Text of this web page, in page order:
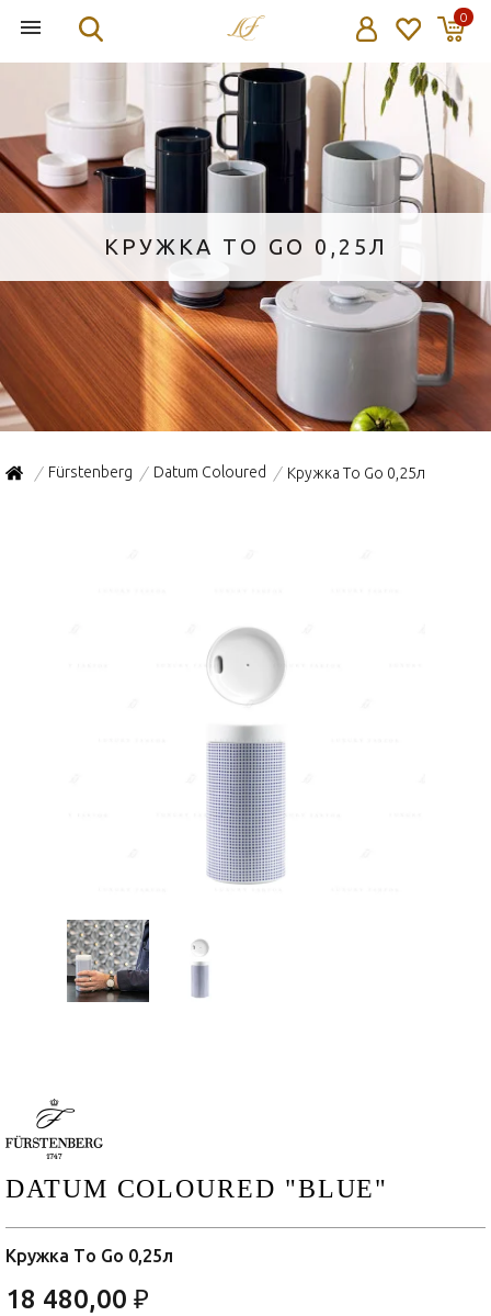
0
КРУЖКА TO GO 0,25Л
/ Fürstenberg / Datum Coloured / Кружка To Go 0,25л
DATUM COLOURED "BLUE"
Кружка To Go 0,25л
18 480,00 ₽